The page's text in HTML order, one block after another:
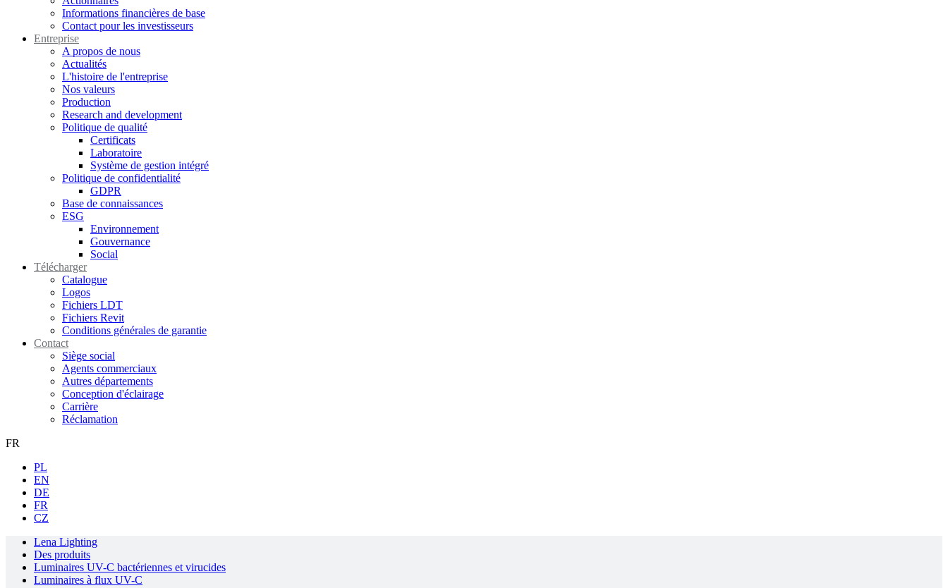
Informations financières de base
Contact pour les investisseurs
Entreprise
A propos de nous
Actualités
L'histoire de l'entreprise
Nos valeurs
Production
Research and development
Politique de qualité
Certificats
Laboratoire
Système de gestion intégré
Politique de confidentialité
GDPR
Base de connaissances
ESG
Environnement
Gouvernance
Social
Télécharger
Catalogue
Logos
Fichiers LDT
Fichiers Revit
Conditions générales de garantie
Contact
Siège social
Agents commerciaux
Autres départements
Conception d'éclairage
Carrière
Réclamation
FR
PL
EN
DE
FR
CZ
Lena Lighting
Des produits
Luminaires UV-C bactériennes et virucides
Luminaires à flux UV-C